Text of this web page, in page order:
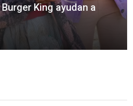
King ayudan a